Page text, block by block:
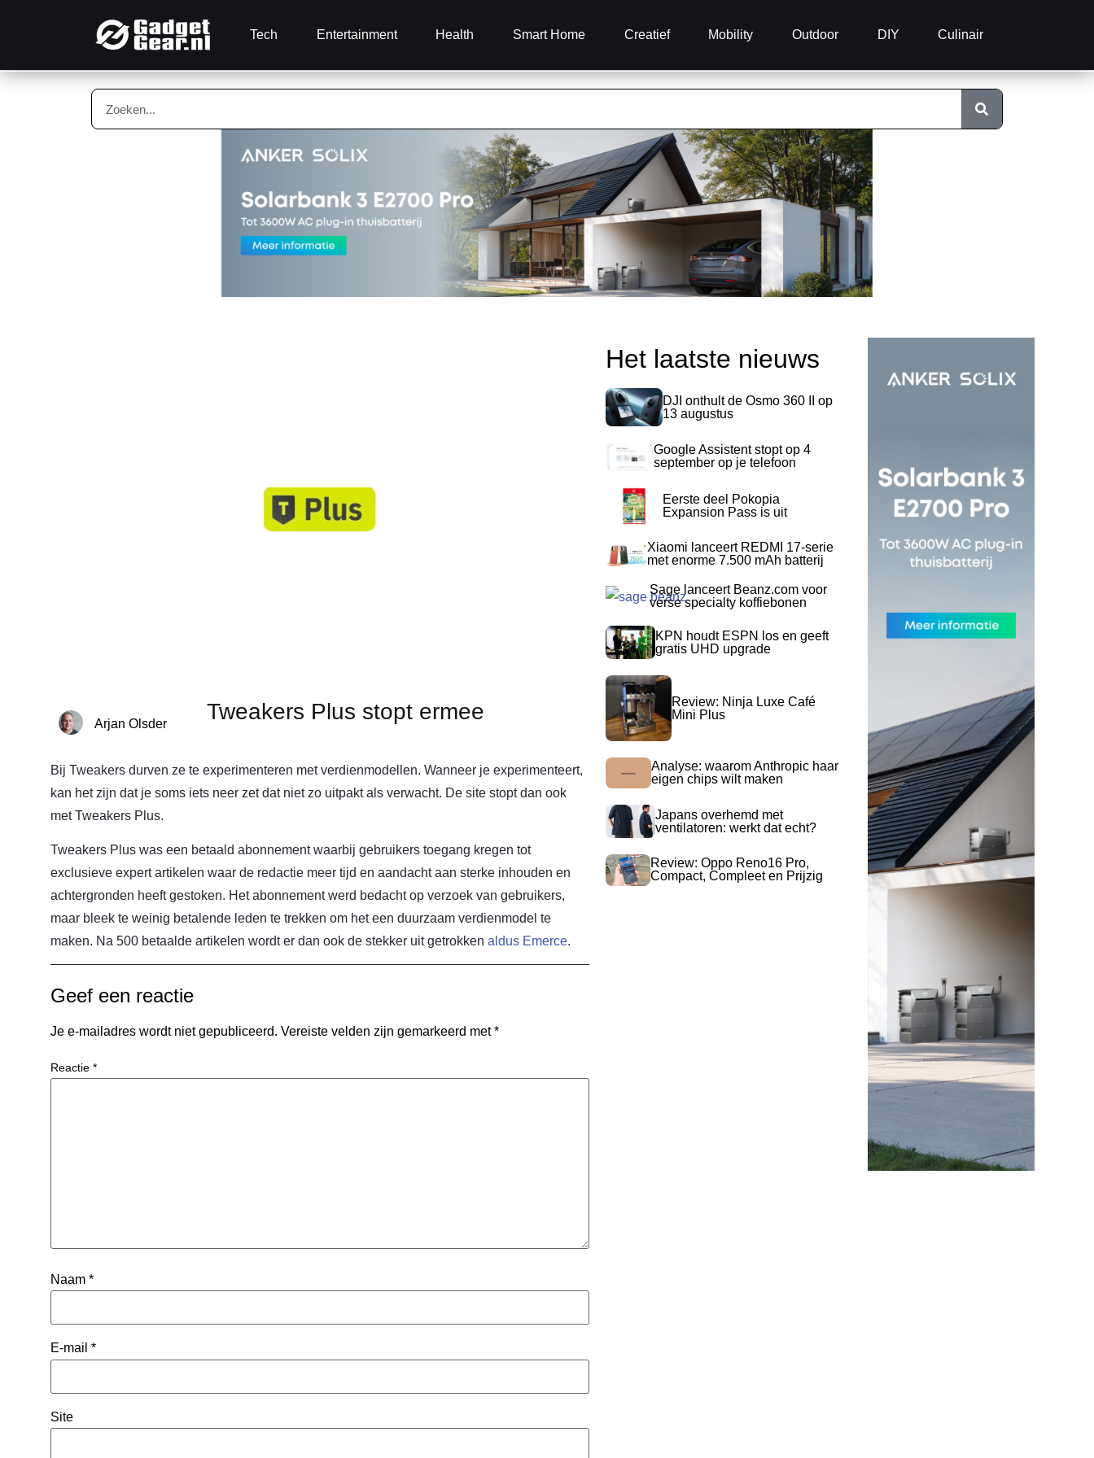
Tech Entertainment Health Smart Home Creatief Mobility Outdoor DIY Culinair
Arjan Olsder Tweakers Plus stopt ermee
Bij Tweakers durven ze te experimenteren met verdienmodellen. Wanneer je experimenteert,
kan het zijn dat je soms iets neer zet dat niet zo uitpakt als verwacht. De site stopt dan ook
met Tweakers Plus.
Tweakers Plus was een betaald abonnement waarbij gebruikers toegang kregen tot
exclusieve expert artikelen waar de redactie meer tijd en aandacht aan sterke inhouden en
achtergronden heeft gestoken. Het abonnement werd bedacht op verzoek van gebruikers,
maar bleek te weinig betalende leden te trekken om het een duurzaam verdienmodel te
maken. Na 500 betaalde artikelen wordt er dan ook de stekker uit getrokken aldus Emerce.
Geef een reactie
Je e-mailadres wordt niet gepubliceerd. Vereiste velden zijn gemarkeerd met*
Reactie *
Naam *
E-mail *
Site
Het laatste nieuws
DJI onthult de Osmo 360 II op
13 augustus
Google Assistent stopt op 4
september op je telefoon
Eerste deel Pokopia
Expansion Pass is uit
Xiaomi lanceert REDMI 17-serie
met enorme 7.500 mAh batterij
Sage lanceert Beanz.com voor
verse specialty koffiebonen
KPN houdt ESPN los en geeft
gratis UHD upgrade
Review: Ninja Luxe Café
Mini Plus
Analyse: waarom Anthropic haar
eigen chips wilt maken
Japans overhemd met
ventilatoren: werkt dat echt?
Review: Oppo Reno16 Pro,
Compact, Compleet en Prijzig